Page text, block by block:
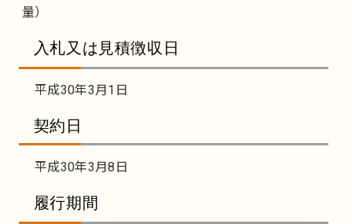
量）
入札又は見積徴収日
平成30年3月1日
契約日
平成30年3月8日
履行期間